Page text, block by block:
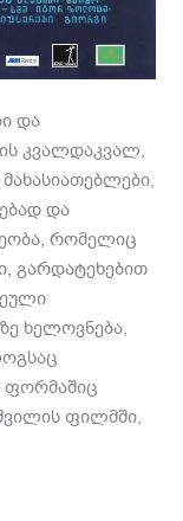
და
კვალდაკვალ,
და
რომელიც
გარდატეხებით
ხელოვნება,
ფილმში,